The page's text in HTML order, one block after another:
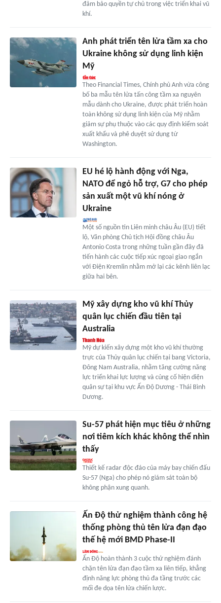
đảm bảo quyền tự chủ trong việc triển khai vũ
khí.
Anh phát triển tên lửa tầm xa cho
Ukraine không sử dụng linh kiện
Mỹ
Theo Financial Times, Chính phủ Anh vừa công
bố ba mẫu tên lửa tấn công tầm xa nguyên
mẫu dành cho Ukraine, được phát triển hoàn
toàn không sử dụng linh kiện của Mỹ nhằm
giảm sự phụ thuộc vào các quy định kiểm soát
xuất khẩu và phê duyệt sử dụng từ
Washington.
EU hé lộ hành động với Nga,
NATO để ngỏ hỗ trợ, G7 cho phép
sản xuất một vũ khí nóng ở
Ukraine
Một số nguồn tin Liên minh châu Âu (EU) tiết
lộ, Văn phòng Chủ tịch Hội đồng châu Âu
Antonio Costa trong những tuần gần đây đã
tiến hành các cuộc tiếp xúc ngoại giao ngắn
với Điện Kremlin nhằm mở lại các kênh liên lạc
giữa hai bên.
Mỹ xây dựng kho vũ khí Thủy
quân lục chiến đầu tiên tại
Australia
Mỹ dự kiến xây dựng một kho vũ khí thường
trực của Thủy quân lục chiến tại bang Victoria,
Đông Nam Australia, nhằm tăng cường năng
lực triển khai lực lượng và củng cố hiện diện
quân sự tại khu vực Ấn Độ Dương - Thái Bình
Dương.
Su-57 phát hiện mục tiêu ở những
nơi tiêm kích khác không thể nhìn
thấy
Thiết kế radar độc đáo của máy bay chiến đấu
Su-57 (Nga) cho phép nó giám sát toàn bộ
không phận xung quanh.
Ấn Độ thử nghiệm thành công hệ
thống phòng thủ tên lửa đạn đạo
thế hệ mới BMD Phase-II
Ấn Độ hoàn thành 3 cuộc thử nghiệm đánh
chặn tên lửa đạn đạo tầm xa liên tiếp, khẳng
định năng lực phòng thủ đa tầng trước các
mối đe dọa tên lửa chiến lược.